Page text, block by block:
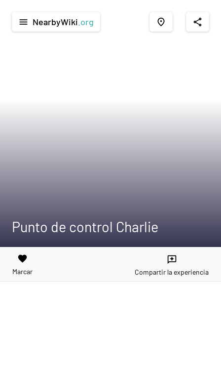
menu NearbyWiki .org place share
Punto de control Charlie
favorite
Marcar
reviews
Compartir la experiencia